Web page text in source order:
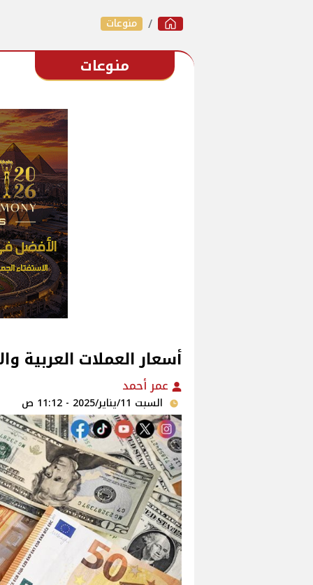
منوعات
منوعات
أسعار العملات العربية
عمر أحمد
السبت 11/يناير/2025 - 11:12 ص